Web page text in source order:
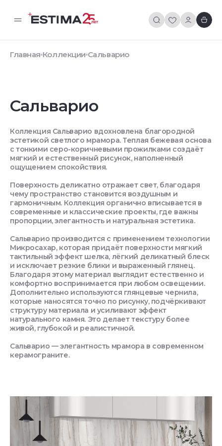
Главная Коллекции Сальварио
Сальварио
Коллекция Сальварио вдохновлена благородной
эстетикой светлого мрамора. Теплая бежевая основа
с тонкими серо-коричневыми прожилками создаёт
мягкий и естественный рисунок, наполненный
ощущением спокойствия.
Поверхность деликатно отражает свет, благодаря
чему пространство становится воздушным и
гармоничным. Коллекция органично вписывается в
современные и классические проекты, где важны
пропорции, элегантность и натуральная эстетика.
Сальварио производится с применением технологии
Микросахар, которая придаёт поверхности мягкий
тактильный эффект шелка, лёгкий деликатный блеск
и исключает резкие блики и выраженный глянец.
Благодаря этому материал выглядит естественно и
комфортно воспринимается при любом освещении.
Дополнительно используются глянцевые чернила,
которые наносятся точно по рисунку, подчёркивают
структуру материала и усиливают эффект
натурального камня. Это делает текстуру более
живой, глубокой и реалистичной.
Сальварио — элегантность мрамора в современном
керамограните.